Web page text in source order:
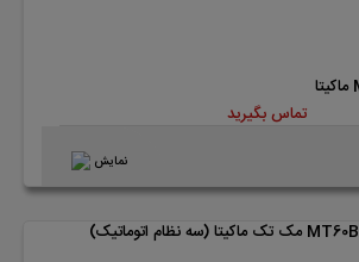
تماس بگیرید
نمایش